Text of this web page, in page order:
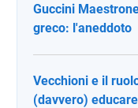
Guccini
greco: l'aneddoto
Vecchioni e il
(davvero) educare